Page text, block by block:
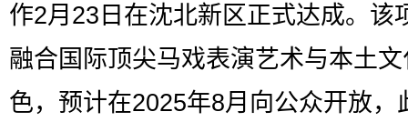
作2月23日在沈北新区正式达成。该
融合国际顶尖马戏表演艺术与本土
色，预计在2025年8月向公众开放，